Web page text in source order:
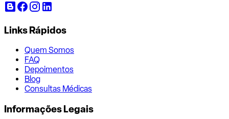
Links Rápidos
Quem Somos
FAQ
Depoimentos
Blog
Consultas Médicas
Informações Legais